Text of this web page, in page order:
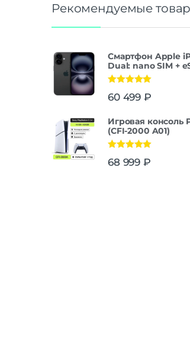
Рекомендуемые
Смартфон Apple
Dual: nano SIM +
из 5
60 499 ₽
Игровая консоль
(CFI-2000 A01)
из 5
68 999 ₽